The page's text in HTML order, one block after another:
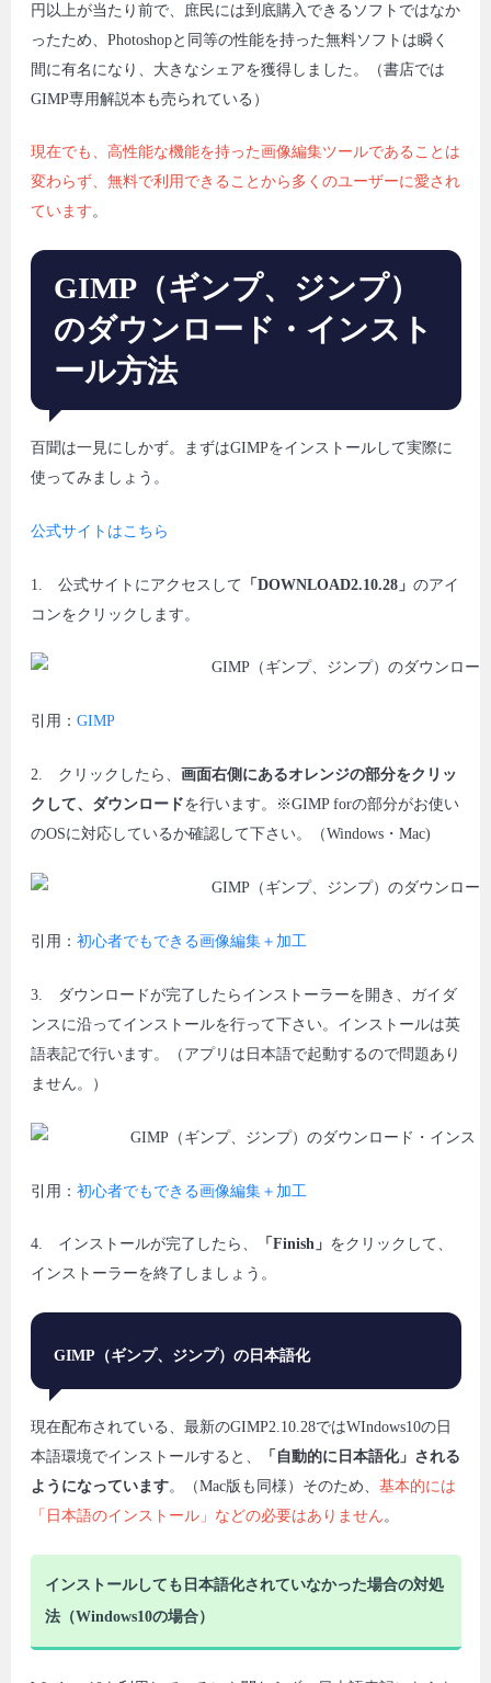
円以上が当たり前で、庶民には到底購入できるソフトではなか
ったため、Photoshopと同等の性能を持った無料ソフトは瞬く
間に有名になり、大きなシェアを獲得しました。（書店では
GIMP専用解説本も売られている）
現在でも、高性能な機能を持った画像編集ツールであることは
変わらず、無料で利用できることから多くのユーザーに愛され
ています。
GIMP（ギンプ、ジンプ）
のダウンロード・インスト
ール方法
百聞は一見にしかず。まずはGIMPをインストールして実際に
使ってみましょう。
公式サイトはこちら
1. 公式サイトにアクセスして 「DOWNLOAD2.10.28」 のアイ
コンをクリックします。
引用： GIMP
2. クリックしたら、 画面右側にあるオレンジの部分をクリッ
クして、ダウンロードを行います。※GIMP forの部分がお使い
のOSに対応しているか確認して下さい。（Windows・Mac)
引用： 初心者でもできる画像編集＋加工
3. ダウンロードが完了したらインストーラーを開き、ガイダ
ンスに沿ってインストールを行って下さい。インストールは英
語表記で行います。（アプリは日本語で起動するので問題あり
ません。）
引用： 初心者でもできる画像編集＋加工
4. インストールが完了したら、 「Finish」 をクリックして、
インストーラーを終了しましょう。
GIMP （ギンプ、ジンプ）の日本語化
現在配布されている、最新のGIMP2.10.28ではWIndows10の日
本語環境でインストールすると、
「自動的に日本語化」される
ようになっています。（Mac版も同様）そのため、 基本的には
「日本語のインストール」などの必要はありません 。
インストールしても日本語化されていなかった場合の対処
法（Windows10の場合）